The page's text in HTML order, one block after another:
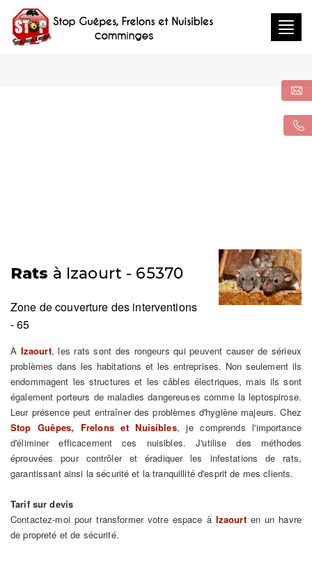
Rats à Izaourt - 65370
Zone de couverture des interventions
- 65
À Izaourt, les rats sont des rongeurs qui peuvent causer de sérieux
problèmes dans les habitations et les entreprises. Non seulement ils
endommagent les structures et les câbles électriques, mais ils sont
également porteurs de maladies dangereuses comme la leptospirose.
Leur présence peut entraîner des problèmes d'hygiène majeurs. Chez
Stop Guêpes, Frelons et Nuisibles, je comprends l'importance
d'éliminer efficacement ces nuisibles. J'utilise des méthodes
éprouvées pour contrôler et éradiquer les infestations de rats,
garantissant ainsi la sécurité et la tranquillité d'esprit de mes clients.
Tarif sur devis
Contactez-moi pour transformer votre espace à Izaourten un havre
de propreté et de sécurité.